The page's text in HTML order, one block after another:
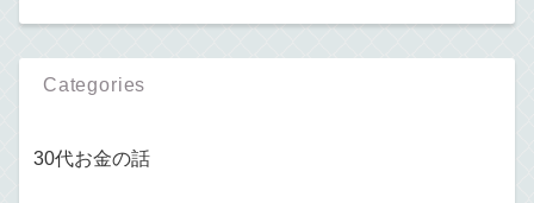
Categories
30代お金の話